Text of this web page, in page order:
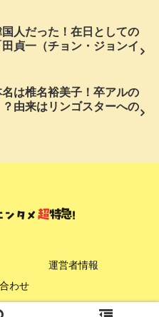
人だった！在日としての
貞一（チョン・ジョンイ
は椎名裕美子！卒アルの
由来はリンゴスターへの
運営者情報
わせ
ンタメ超特急！.